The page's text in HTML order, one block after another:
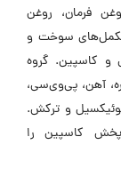
فرمان، روغن
مکمل‌های سوخت و
و کاسپین. گروه
آهن، پی‌وی‌سی،
و ترکش.
کاسپین را